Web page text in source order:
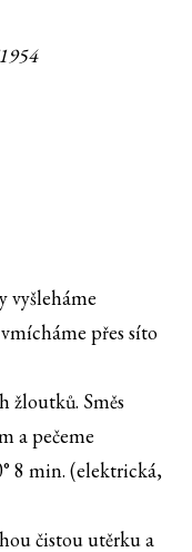
přes síto
žloutků. Směs
a pečeme
8 min. (elektrická,
čistou utěrku a